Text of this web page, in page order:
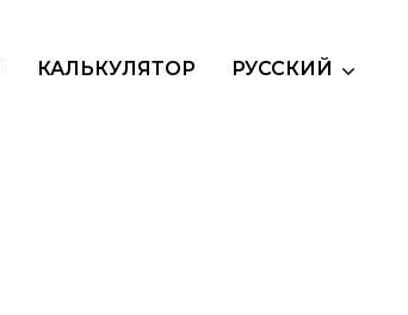
КАЛЬКУЛЯТОР РУССКИЙ